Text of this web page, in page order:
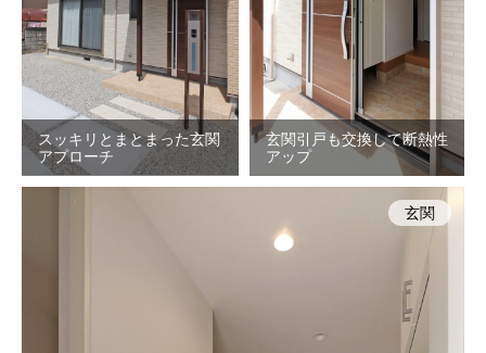
スッキリとまとまった玄関
アプローチ
玄関引戸も交換して断熱性
アップ
玄関